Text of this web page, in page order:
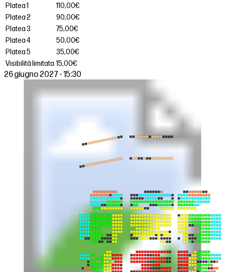
Platea 1
110,00€
Platea 2
90,00€
Platea 3
75,00€
Platea 4
50,00€
Platea 5
35,00€
Visibilità limitata 15,00€
26 giugno 2027 - 15:30